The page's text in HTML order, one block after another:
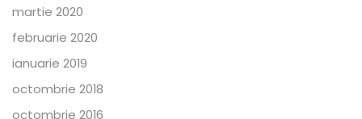
martie 2020
februarie 2020
ianuarie 2019
octombrie 2018
octombrie 2016